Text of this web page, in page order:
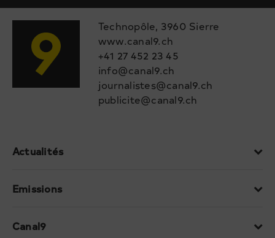
Technopôle, 3960 Sierre
www.canal9.ch
+41 27 452 23 45
info@canal9.ch
journalistes@canal9.ch
publicite@canal9.ch
Actualités
Emissions
Canal9